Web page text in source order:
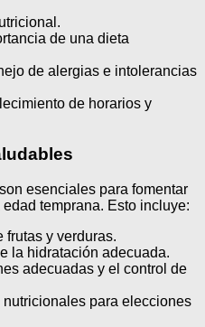
de una dieta
de alergias e intolerancias
de horarios y
esenciales para fomentar
temprana. Esto incluye:
frutas y verduras.
la hidratación adecuada.
adecuadas y el control de
para elecciones